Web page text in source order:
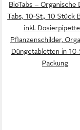
BioTabs – Organische
Tabs, 10-St., 10 Stück
inkl.
Pflanzenschilder,
Düngetabletten in
Packung